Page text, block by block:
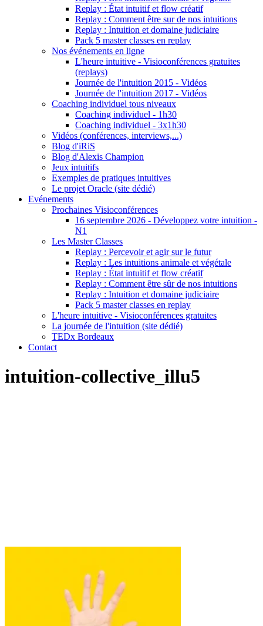
Replay : État intuitif et flow créatif
Replay : Comment être sur de nos intuitions
Replay : Intuition et domaine judiciaire
Pack 5 master classes en replay
Nos événements en ligne
L'heure intuitive - Visioconférences gratuites
(replays)
Journée de l'intuition 2015 - Vidéos
Journée de l'intuition 2017 - Vidéos
Coaching individuel tous niveaux
Coaching individuel - 1h30
Coaching individuel - 3x1h30
Vidéos (conférences, interviews,...)
Blog d'iRiS
Blog d'Alexis Champion
Jeux intuitifs
Exemples de pratiques intuitives
Le projet Oracle (site dédié)
Evénements
Prochaines Visioconférences
16 septembre 2026 - Développez votre intuition -
N1
Les Master Classes
Replay : Percevoir et agir sur le futur
Replay : Les intuitions animale et végétale
Replay : État intuitif et flow créatif
Replay : Comment être sûr de nos intuitions
Replay : Intuition et domaine judiciaire
Pack 5 master classes en replay
L'heure intuitive - Visioconférences gratuites
La journée de l'intuition (site dédié)
TEDx Bordeaux
Contact
intuition-collective_illu5